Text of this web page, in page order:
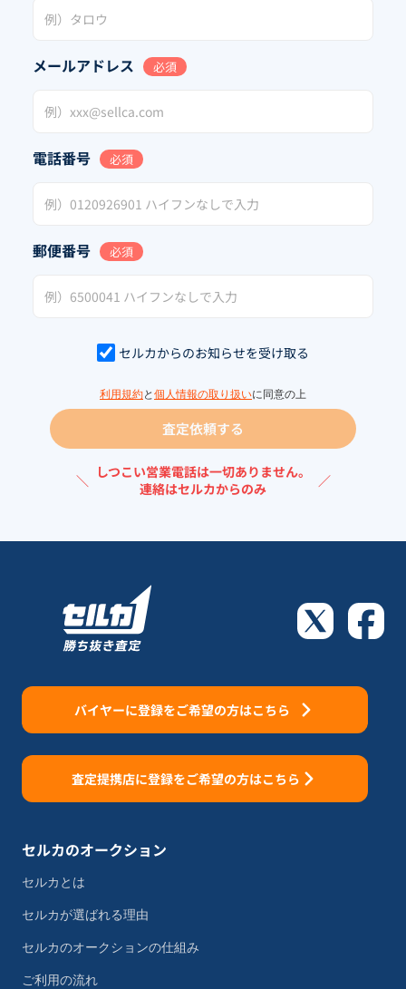
メールアドレス 必須
電話番号 必須
郵便番号 必須
セルカからのお知らせを受け取る
利用規約と 個人情報の取り扱いに同意の上
査定依頼する
＼ しつこい営業電話は一切ありません。
連絡はセルカからのみ
／
バイヤーに登録をご希望の方はこちら
査定提携店に登録をご希望の方はこちら
セルカのオークション
セルカとは
セルカが選ばれる理由
セルカのオークションの仕組み
ご利用の流れ